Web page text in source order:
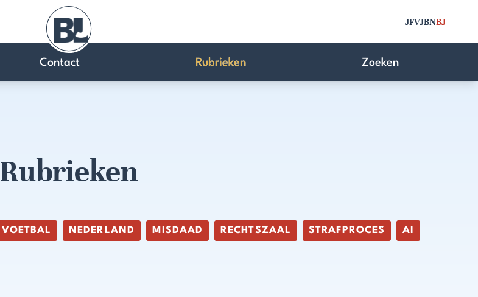
JFVJBNBJ
Contact Rubrieken Zoeken
Rubrieken
VOETBAL NEDERLAND MISDAAD RECHTSZAAL STRAFPROCES AI